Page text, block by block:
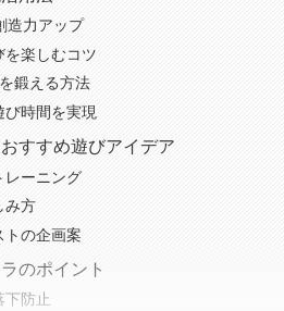
造力アップ
楽しむコツ
鍛える方法
時間を実現
すすめ遊びアイデア
ーニング
み方
の企画案
のポイント
防止